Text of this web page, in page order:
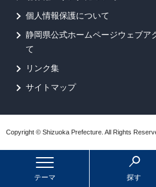
テーマ 探す
個人情報保護について
静岡県公式ホームページウェブア
て
リンク集
サイトマップ
Copyright © Shizuoka Prefecture. All Rights